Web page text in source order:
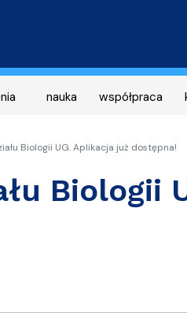
nauka współpraca
Biologii UG. Aplikacja już dostępna!
Biologii